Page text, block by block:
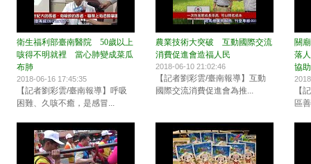
衛生福利部臺南醫院 50歲以上
咳得不明就裡 當心肺變成菜瓜
布肺
2018-06-16 17:45:35
【記者劉彩雲/臺南報導】呼吸
困難、久咳不癒，是感冒...
農業技術大突破 互動國際交流
消費促進會造福人民
2018-06-10 21:02:46
【記者劉彩雲/臺南報導】互動
國際交流消費促進會為推...
關
落
協
【
區